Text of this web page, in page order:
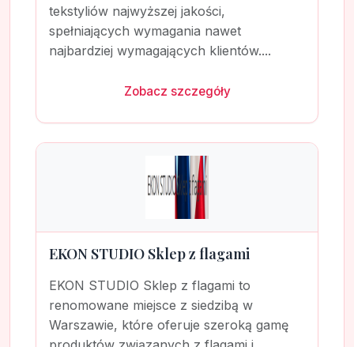
tekstyliów najwyższej jakości,
spełniających wymagania nawet
najbardziej wymagających klientów....
Zobacz szczegóły
EKON STUDIO Sklep z flagami
EKON STUDIO Sklep z flagami to
renomowane miejsce z siedzibą w
Warszawie, które oferuje szeroką gamę